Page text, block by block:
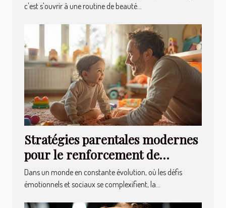
c'est s'ouvrir à une routine de beauté...
Stratégies parentales modernes
pour le renforcement de
l'intelligence émotionnelle chez
les enfants
Dans un monde en constante évolution, où les défis
émotionnels et sociaux se complexifient, la...